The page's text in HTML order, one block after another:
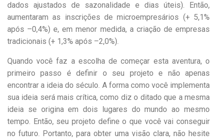
dados ajustados de sazonalidade e dias úteis). Então,
aumentaram as inscrições de microempresários (+ 5,1%
após –0,4%) e, em menor medida, a criação de empresas
tradicionais (+ 1,3% após –2,0%).
Quando você faz a escolha de começar esta aventura, o
primeiro passo é definir o seu projeto e não apenas
encontrar a ideia do século. A forma como você implementa
sua ideia será mais crítica, como diz o ditado que a mesma
ideia se origina em dois lugares do mundo ao mesmo
tempo. Então, seu projeto define o que você vai conseguir
no futuro. Portanto, para obter uma visão clara, não hesite